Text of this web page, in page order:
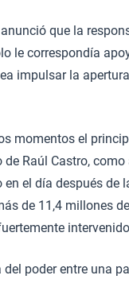
que la
le correspondía
impulsar la
momentos el
Raúl Castro,
el día después
de 11,4 millones
poder entre una